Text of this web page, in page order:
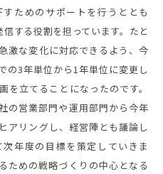
ためのサポートを行うととも
する役割を担っています。たと
激な変化に対応できるよう、今
の3年単位から1年単位に変更し
を立てることになったのです。
の営業部門や運用部門から今年
アリングし、経営陣とも議論し
年度の目標を策定していきま
ための戦略づくりの中心となる